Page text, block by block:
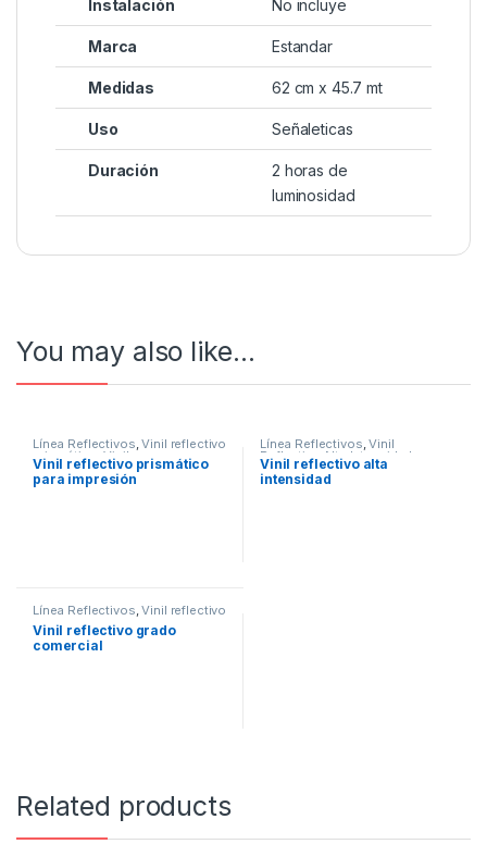
Instalación No incluye
Marca Estandar
Medidas 62 cm x 45.7 mt
Uso Señaleticas
Duración
2 horas de
luminosidad
You may also like…
Línea Reflectivos,Vinil reflectivo
prismático ,Viniles
Vinil reflectivo prismático
para impresión
Línea Reflectivos,Vinil
Reflectivo Alta Intensidad
Viniles
Vinil reflectivo alta
intensidad
Línea Reflectivos,Vinil reflectivo
comercial Viniles
Vinil reflectivo grado
comercial
Related products